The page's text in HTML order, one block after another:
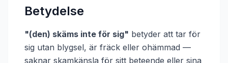
Betydelse
"(den) skäms inte för sig" betyder att tar för
sig utan blygsel, är fräck eller ohämmad —
saknar skamkänsla för sitt beteende eller sina